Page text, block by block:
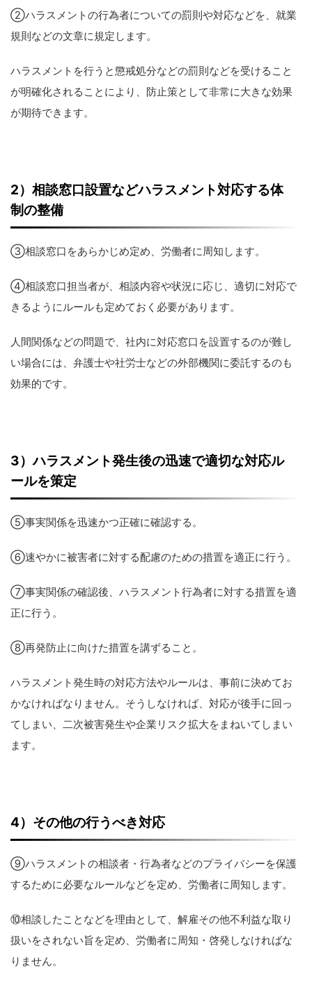
②ハラスメントの行為者についての罰則や対応などを、就業
規則などの文章に規定します。
ハラスメントを行うと懲戒処分などの罰則などを受けること
が明確化されることにより、防止策として非常に大きな効果
が期待できます。
2）相談窓口設置などハラスメント対応する体
制の整備
③相談窓口をあらかじめ定め、労働者に周知します。
④相談窓口担当者が、相談内容や状況に応じ、適切に対応で
きるようにルールも定めておく必要があります。
人間関係などの問題で、社内に対応窓口を設置するのが難し
い場合には、弁護士や社労士などの外部機関に委託するのも
効果的です。
3）ハラスメント発生後の迅速で適切な対応ル
ールを策定
⑤事実関係を迅速かつ正確に確認する。
⑥速やかに被害者に対する配慮のための措置を適正に行う。
⑦事実関係の確認後、ハラスメント行為者に対する措置を適
正に行う。
⑧再発防止に向けた措置を講ずること。
ハラスメント発生時の対応方法やルールは、事前に決めてお
かなければなりません。そうしなければ、対応が後手に回っ
てしまい、二次被害発生や企業リスク拡大をまねいてしまい
ます。
4）その他の行うべき対応
⑨ハラスメントの相談者・行為者などのプライバシーを保護
するために必要なルールなどを定め、労働者に周知します。
⑩相談したことなどを理由として、解雇その他不利益な取り
扱いをされない旨を定め、労働者に周知・啓発しなければな
りません。